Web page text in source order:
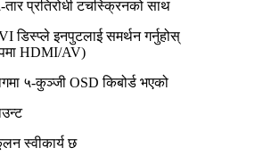
तार प्रतिरोधी टचस्क्रिनको साथ
डिस्प्ले इनपुटलाई समर्थन गर्नुहोस्
HDMI/AV)
५-कुञ्जी OSD किबोर्ड भएको
स्वीकार्य छ